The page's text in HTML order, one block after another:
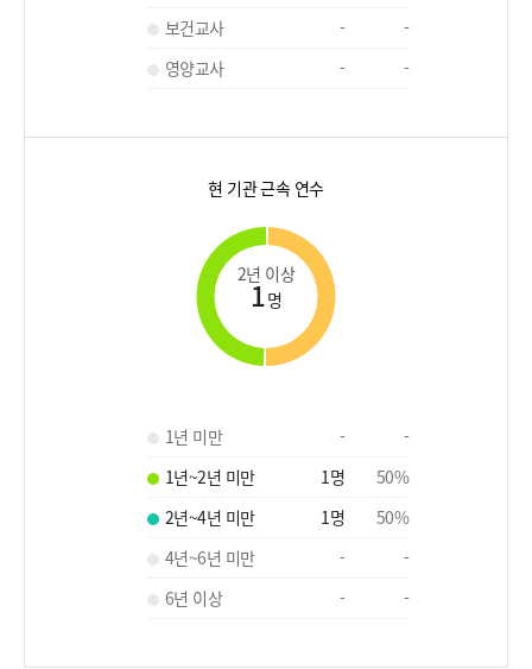
보건교사
-
-
영양교사
- -
현 기관 근속 연수
2년 이상
1명
1년 미만 -
-
1년~2년 미만
1명 50%
2년~4년 미만
1명 50%
4년~6년 미만
-
-
6년 이상
- -